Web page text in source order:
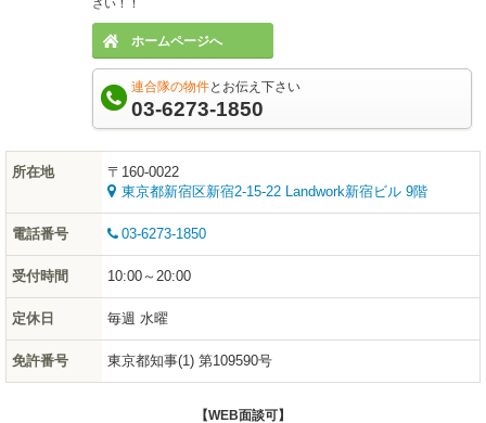
さい！！
ホームページへ
連合隊の物件とお伝え下さい
03-6273-1850
所在地
〒160-0022
東京都新宿区新宿2-15-22 Landwork新宿ビル 9階
電話番号 03-6273-1850
受付時間 10:00～20:00
定休日 毎週 水曜
免許番号 東京都知事(1) 第109590号
【WEB面談可】